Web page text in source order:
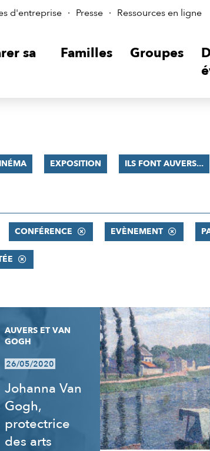
d'entreprise Presse Ressources en ligne
sa
Familles Groupes
EXPOSITION ILS FONT AUVERS...
CONFÉRENCE EVÈNEMENT
AUVERS ET VAN
GOGH
26/05/2020
Johanna Van
Gogh,
protectrice
des arts